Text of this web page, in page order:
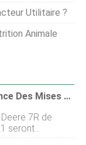
Utilitaire ?
Animale
John Deere Annonce Des Mises À Jour Pour Les Tracteurs 2021 7R Et 8R
7R de
seront
taille